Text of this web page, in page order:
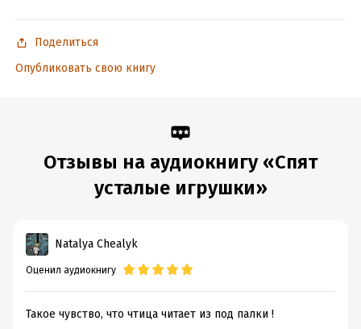
Поделиться
Опубликовать свою книгу
Отзывы на аудиокнигу «Спят
усталые игрушки»
Natalya Chealyk
Оценил аудиокнигу
Такое чувство, что чтица читает из под палки !